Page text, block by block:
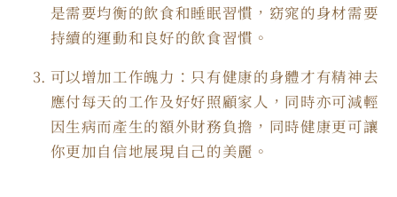
是需要均衡的飲食和睡眠習慣，窈窕的身材需要
持續的運動和良好的飲食習慣。
可以增加工作魄力：只有健康的身體才有精神去
應付每天的工作及好好照顧家人，同時亦可減輕
因生病而產生的額外財務負擔，同時健康更可讓
你更加自信地展現自己的美麗。